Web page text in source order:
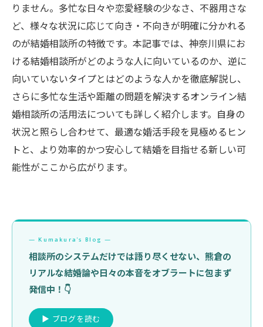
りません。多忙な日々や恋愛経験の少なさ、不器用さな
ど、様々な状況に応じて向き・不向きが明確に分かれる
のが結婚相談所の特徴です。本記事では、神奈川県にお
ける結婚相談所がどのような人に向いているのか、逆に
向いていないタイプとはどのような人かを徹底解説し、
さらに多忙な生活や距離の問題を解決するオンライン結
婚相談所の活用法についても詳しく紹介します。自身の
状況と照らし合わせて、最適な婚活手段を見極めるヒン
トと、より効率的かつ安心して結婚を目指せる新しい可
能性がここから広がります。
— Kumakura's Blog —
相談所のシステムだけでは語り尽くせない、熊倉の
リアルな結婚論や日々の本音をオブラートに包まず
発信中！👇
▶ ブログを読む